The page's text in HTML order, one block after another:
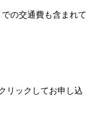
の交通費も含まれて
リックしてお申し込